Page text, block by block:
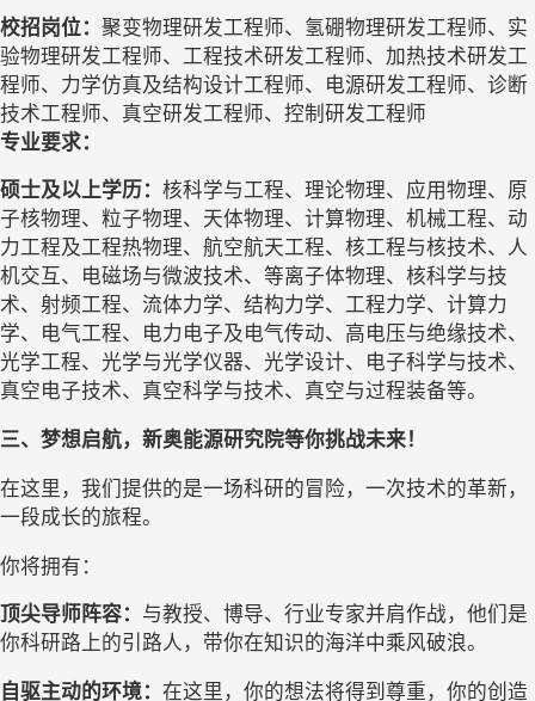
校招岗位： 聚变物理研发工程师、氢硼物理研发工程师、实
验物理研发工程师、工程技术研发工程师、加热技术研发工
程师、力学仿真及结构设计工程师、电源研发工程师、诊断
技术工程师、真空研发工程师、控制研发工程师
专业要求：
硕士及以上学历： 核科学与工程、理论物理、应用物理、原
子核物理、粒子物理、天体物理、计算物理、机械工程、动
力工程及工程热物理、航空航天工程、核工程与核技术、人
机交互、电磁场与微波技术、等离子体物理、核科学与技
术、射频工程、流体力学、结构力学、工程力学、计算力
学、电气工程、电力电子及电气传动、高电压与绝缘技术、
光学工程、光学与光学仪器、光学设计、电子科学与技术、
真空电子技术、真空科学与技术、真空与过程装备等。
三、 梦想启航，新奥能源研究院等你挑战未来！
在这里，我们提供的是一场科研的冒险，一次技术的革新，
一段成长的旅程。
你将拥有：
顶尖导师阵容： 与教授、博导、行业专家并肩作战，他们是
你科研路上的引路人，带你在知识的海洋中乘风破浪。
自驱主动的环境： 在这里，你的想法将得到尊重，你的创造